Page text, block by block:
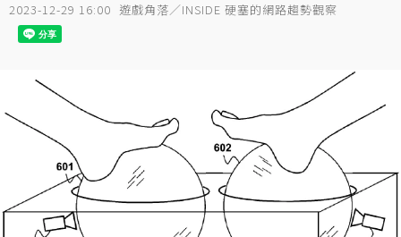
2023-12-29 16:00 遊戲角落／INSIDE 硬塞的網路趨勢觀察